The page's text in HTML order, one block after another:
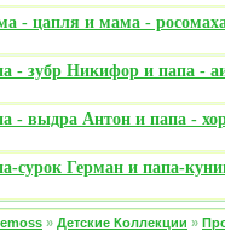
- цапля и мама -
- зубр Никифор и папа -
- выдра Антон и папа -
сурок Герман и папа-
» Детские Коллекции »